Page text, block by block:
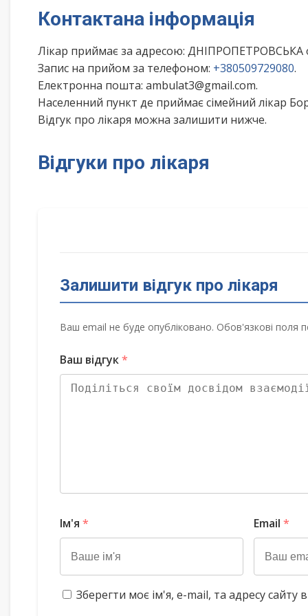
Контактана інформація
Лікар приймає за адресою: ДНІПРОПЕТРОВСЬКА
Запис на прийом за телефоном: +380509729080.
Електронна пошта: ambulat3@gmail.com.
Населенний пункт де приймає сімейний лікар
Відгук про лікаря можна залишити нижче.
Відгуки про лікаря
Залишити відгук про лікаря
Ваш email не буде опубліковано. Обов'язкові поля
Ваш відгук*
Ім'я * Email *
Зберегти моє ім'я, e-mail, та адресу